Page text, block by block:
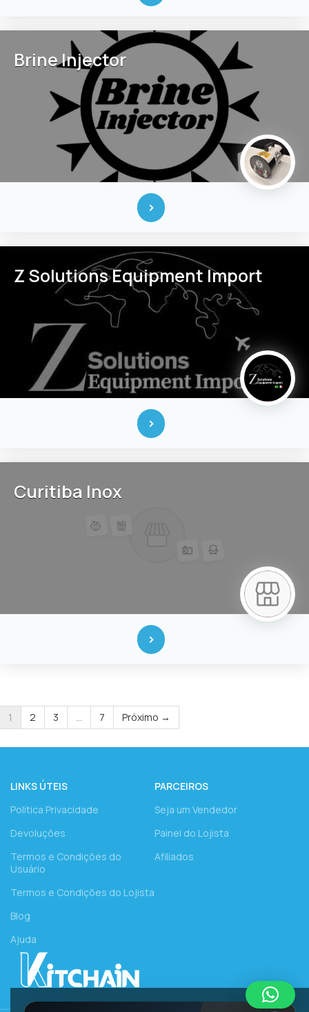
Brine Injector
Z Solutions Equipment Import
Curitiba Inox
1 2 3 … 7 Próximo →
LINKS ÚTEIS
Política Privacidade
Devoluções
Termos e Condições do
Usuário
Termos e Condições do Lojista
Blog
Ajuda
PARCEIROS
Seja um Vendedor
Painel do Lojista
Afiliados